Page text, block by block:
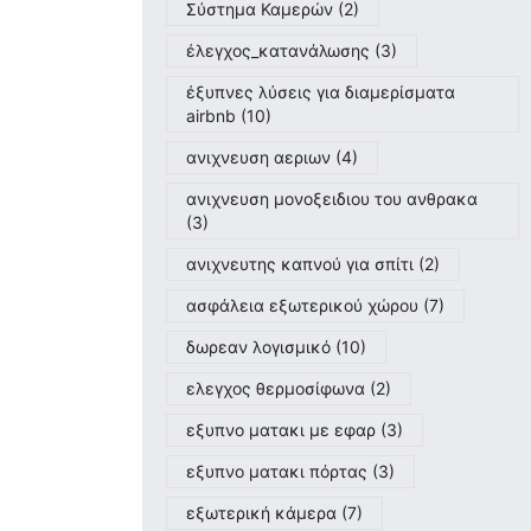
Σύστημα Καμερών(2)
έλεγχος_κατανάλωσης (3)
έξυπνες λύσεις για διαμερίσματα
airbnb (10)
ανιχνευση αεριων(4)
ανιχνευση μονοξειδιου του ανθρακα
(3)
ανιχνευτης καπνού για σπίτι (2)
ασφάλεια εξωτερικού χώρου (7)
δωρεαν λογισμικό(10)
ελεγχος θερμοσίφωνα (2)
εξυπνο ματακι με εφαρ(3)
εξυπνο ματακι πόρτας (3)
εξωτερική κάμερα (7)